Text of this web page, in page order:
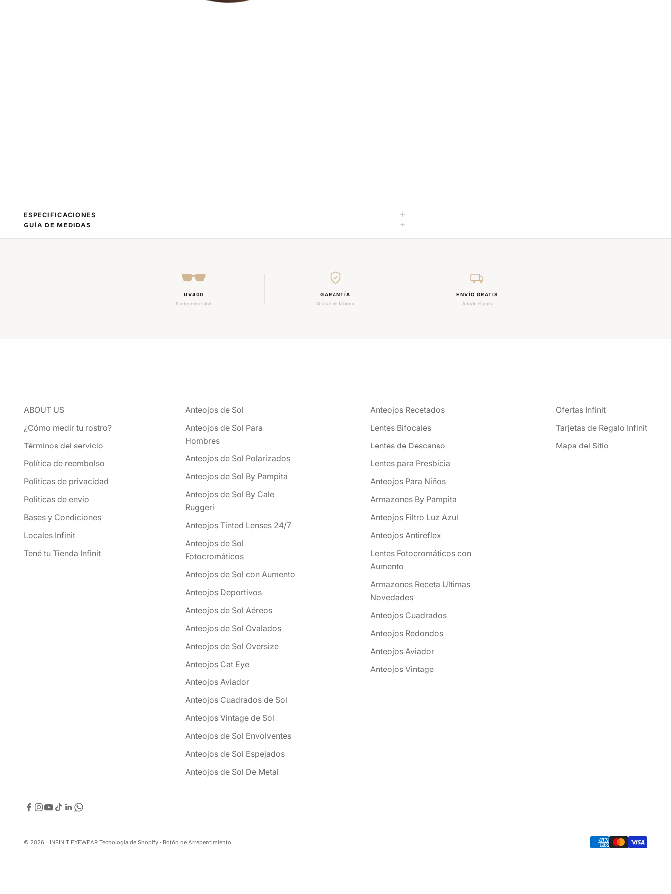
ESPECIFICACIONES
GUÍA DE MEDIDAS
UV400
Protección total
GARANTÍA
Oficial de fábrica
ENVÍO GRATIS
A todo el país
ABOUT US
¿Cómo medir tu rostro?
Términos del servicio
Política de reembolso
Politicas de privacidad
Politicas de envio
Bases y Condiciones
Locales Infinit
Tené tu Tienda Infinit
Anteojos de Sol
Anteojos de Sol Para
Hombres
Anteojos de Sol Polarizados
Anteojos de Sol By Pampita
Anteojos de Sol By Cale
Ruggeri
Anteojos Tinted Lenses 24/7
Anteojos de Sol
Fotocromáticos
Anteojos de Sol con Aumento
Anteojos Deportivos
Anteojos de Sol Aéreos
Anteojos de Sol Ovalados
Anteojos de Sol Oversize
Anteojos Cat Eye
Anteojos Aviador
Anteojos Cuadrados de Sol
Anteojos Vintage de Sol
Anteojos de Sol Envolventes
Anteojos de Sol Espejados
Anteojos de Sol De Metal
Anteojos Recetados
Lentes Bifocales
Lentes de Descanso
Lentes para Presbicia
Anteojos Para Niños
Armazones By Pampita
Anteojos Filtro Luz Azul
Anteojos Antireflex
Lentes Fotocromáticos con
Aumento
Armazones Receta Ultimas
Novedades
Anteojos Cuadrados
Anteojos Redondos
Anteojos Aviador
Anteojos Vintage
Ofertas Infinit
Tarjetas de Regalo Infinit
Mapa del Sitio
© 2026 - INFINIT EYEWEAR Tecnología de Shopify · Botón de Arrepentimiento